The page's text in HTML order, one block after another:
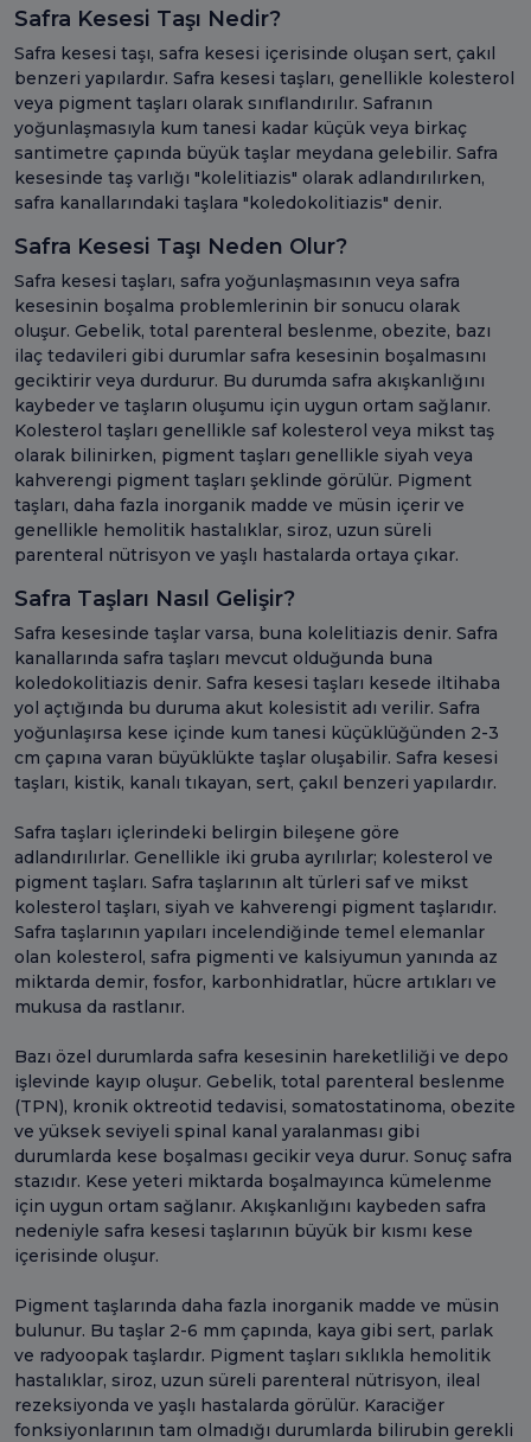
Safra Kesesi Taşı Nedir?
Safra kesesi taşı, safra kesesi içerisinde oluşan sert, çakıl
benzeri yapılardır. Safra kesesi taşları, genellikle kolesterol
veya pigment taşları olarak sınıflandırılır. Safranın
yoğunlaşmasıyla kum tanesi kadar küçük veya birkaç
santimetre çapında büyük taşlar meydana gelebilir. Safra
kesesinde taş varlığı "kolelitiazis" olarak adlandırılırken,
safra kanallarındaki taşlara "koledokolitiazis" denir.
Safra Kesesi Taşı Neden Olur?
Safra kesesi taşları, safra yoğunlaşmasının veya safra
kesesinin boşalma problemlerinin bir sonucu olarak
oluşur. Gebelik, total parenteral beslenme, obezite, bazı
ilaç tedavileri gibi durumlar safra kesesinin boşalmasını
geciktirir veya durdurur. Bu durumda safra akışkanlığını
kaybeder ve taşların oluşumu için uygun ortam sağlanır.
Kolesterol taşları genellikle saf kolesterol veya mikst taş
olarak bilinirken, pigment taşları genellikle siyah veya
kahverengi pigment taşları şeklinde görülür. Pigment
taşları, daha fazla inorganik madde ve müsin içerir ve
genellikle hemolitik hastalıklar, siroz, uzun süreli
parenteral nütrisyon ve yaşlı hastalarda ortaya çıkar.
Safra Taşları Nasıl Gelişir?
Safra kesesinde taşlar varsa, buna kolelitiazis denir. Safra
kanallarında safra taşları mevcut olduğunda buna
koledokolitiazis denir. Safra kesesi taşları kesede iltihaba
yol açtığında bu duruma akut kolesistit adı verilir. Safra
yoğunlaşırsa kese içinde kum tanesi küçüklüğünden 2-3
cm çapına varan büyüklükte taşlar oluşabilir. Safra kesesi
taşları, kistik, kanalı tıkayan, sert, çakıl benzeri yapılardır.
Safra taşları içlerindeki belirgin bileşene göre
adlandırılırlar. Genellikle iki gruba ayrılırlar; kolesterol ve
pigment taşları. Safra taşlarının alt türleri saf ve mikst
kolesterol taşları, siyah ve kahverengi pigment taşlarıdır.
Safra taşlarının yapıları incelendiğinde temel elemanlar
olan kolesterol, safra pigmenti ve kalsiyumun yanında az
miktarda demir, fosfor, karbonhidratlar, hücre artıkları ve
mukusa da rastlanır.
Bazı özel durumlarda safra kesesinin hareketliliği ve depo
işlevinde kayıp oluşur. Gebelik, total parenteral beslenme
(TPN), kronik oktreotid tedavisi, somatostatinoma, obezite
ve yüksek seviyeli spinal kanal yaralanması gibi
durumlarda kese boşalması gecikir veya durur. Sonuç safra
stazıdır. Kese yeteri miktarda boşalmayınca kümelenme
için uygun ortam sağlanır. Akışkanlığını kaybeden safra
nedeniyle safra kesesi taşlarının büyük bir kısmı kese
içerisinde oluşur.
Pigment taşlarında daha fazla inorganik madde ve müsin
bulunur. Bu taşlar 2-6 mm çapında, kaya gibi sert, parlak
ve radyoopak taşlardır. Pigment taşları sıklıkla hemolitik
hastalıklar, siroz, uzun süreli parenteral nütrisyon, ileal
rezeksiyonda ve yaşlı hastalarda görülür. Karaciğer
fonksiyonlarının tam olmadığı durumlarda bilirubin gerekli